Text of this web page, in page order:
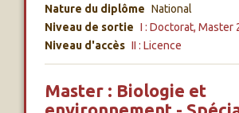
Nature du diplôme National
Niveau de sortie I : Doctorat, Master
Niveau d'accès II : Licence
Master : Biologie et